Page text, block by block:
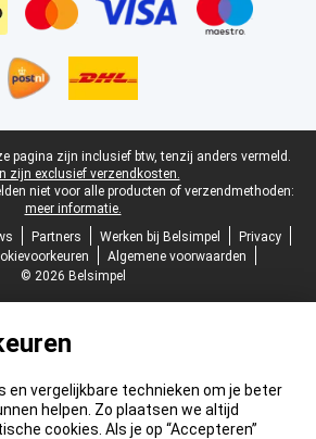
pagina zijn inclusief btw, tenzij anders vermeld.
zijn exclusief verzendkosten.
niet voor alle producten of verzendmethoden:
meer informatie.
Partners Werken bij Belsimpel
Privacy
Algemene voorwaarden
© 2026 Belsimpel
en vergelijkbare technieken om je beter
helpen. Zo plaatsen we altijd
cookies. Als je op “Accepteren”